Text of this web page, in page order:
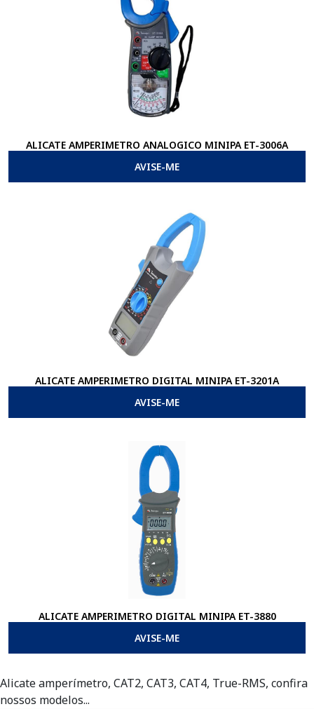
ALICATE AMPERIMETRO ANALOGICO MINIPA ET-3006A
AVISE-ME
ALICATE AMPERIMETRO DIGITAL MINIPA ET-3201A
AVISE-ME
ALICATE AMPERIMETRO DIGITAL MINIPA ET-3880
AVISE-ME
Alicate amperímetro, CAT2, CAT3, CAT4, True-RMS, confira
nossos modelos...